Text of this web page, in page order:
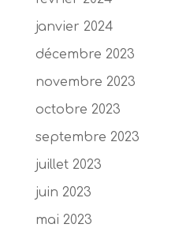
janvier 2024
décembre 2023
novembre 2023
octobre 2023
septembre 2023
juillet 2023
juin 2023
mai 2023